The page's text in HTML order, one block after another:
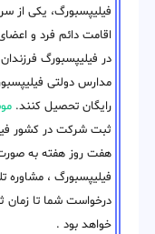
فیلیپسبورگ، یکی از
اقامت دائم فرد و
در فیلیپسبورگ
مدارس دولتی
رایگان تحصیل کنند.
ثبت شرکت در کشور
فیلیپسبورگ ، مشاوره
درخواست شما تا زمان
خواهد بود .